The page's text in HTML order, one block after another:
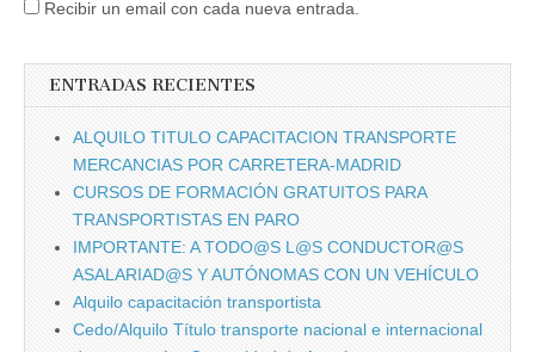
Recibir un email con cada nueva entrada.
ENTRADAS RECIENTES
ALQUILO TITULO CAPACITACION TRANSPORTE
MERCANCIAS POR CARRETERA-MADRID
CURSOS DE FORMACIÓN GRATUITOS PARA
TRANSPORTISTAS EN PARO
IMPORTANTE: A TODO@S L@S CONDUCTOR@S
ASALARIAD@S Y AUTÓNOMAS CON UN VEHÍCULO
Alquilo capacitación transportista
Cedo/Alquilo Tí­tulo transporte nacional e internacional